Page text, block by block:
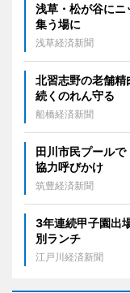
浅草・松が谷に
集う場に
浅草経済新聞
北習志野の老舗
続くのれん守る
船橋経済新聞
田川市民プール
協力呼びかけ
筑豊経済新聞
3年連続甲子園出
別ランチ
江戸川経済新聞